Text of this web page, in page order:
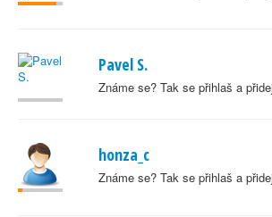
Pavel S.
Známe se? Tak se přihlaš a
honza_c
Známe se? Tak se přihlaš a